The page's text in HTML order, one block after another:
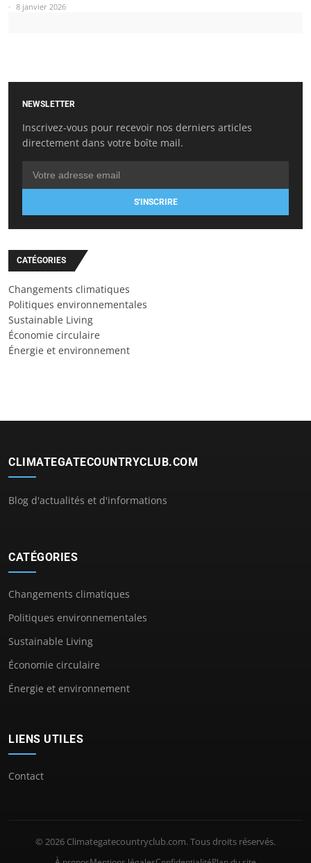
8 janvier 2026
NEWSLETTER
Inscrivez-vous pour recevoir nos derniers articles
directement dans votre boîte mail.
S'INSCRIRE
CATÉGORIES
Changements climatiques
Politiques environnementales
Sustainable Living
Économie circulaire
Énergie et environnement
CLIMATEGATECOUNTRYCLUB.COM
Blog d'actualités et d'informations
CATÉGORIES
Changements climatiques
Politiques environnementales
Sustainable Living
Économie circulaire
Énergie et environnement
LIENS UTILES
Contact
© 2026 Climategatecountryclub.com. Tous droits réservés.